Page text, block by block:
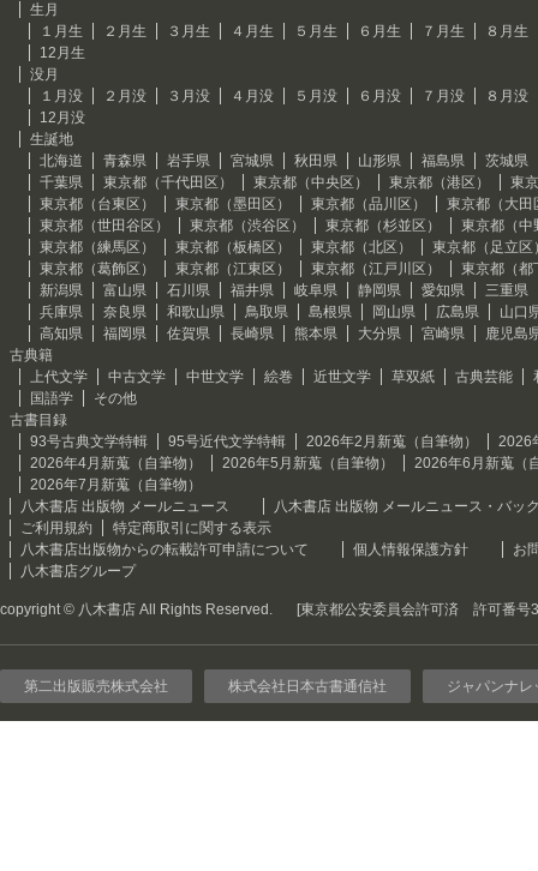
生月
１月生
２月生 ３月生 ４月生 ５月生 ６月生 ７月生
８月生
12月生
没月
１月没
２月没 ３月没 ４月没 ５月没 ６月没 ７月没
８月没
12月没
生誕地
北海道
青森県 岩手県 宮城県 秋田県 山形県 福島県
茨城県
千葉県
東京都（千代田区） 東京都（中央区） 東京都（港区）
東
東京都（台東区）
東京都（墨田区） 東京都（品川区）
東京都（大田
東京都（世田谷区）
東京都（渋谷区） 東京都（杉並区）
東京都（中
東京都（練馬区）
東京都（板橋区） 東京都（北区）
東京都（足立区
東京都（葛飾区）
東京都（江東区） 東京都（江戸川区）
東京都（都
新潟県
富山県 石川県 福井県 岐阜県 静岡県 愛知県
三重県
兵庫県
奈良県 和歌山県 鳥取県 島根県 岡山県 広島県
山口
高知県
福岡県 佐賀県 長崎県 熊本県 大分県 宮崎県
鹿児島
古典籍
上代文学
中古文学 中世文学 絵巻 近世文学 草双紙 古典芸能
国語学
その他
古書目録
93号古典文学特輯
95号近代文学特輯 2026年2月新蒐（自筆物）
2026
2026年4月新蒐（自筆物）
2026年5月新蒐（自筆物）
2026年6月新蒐（
2026年7月新蒐（自筆物）
八木書店 出版物 メールニュース
八木書店 出版物 メールニュース・バッ
ご利用規約
特定商取引に関する表示
八木書店出版物からの転載許可申請について
個人情報保護方針
お
八木書店グループ
copyright © 八木書店 All Rights Reserved. [東京都公安委員会許可済 許可番号
第二出版販売株式会社 株式会社日本古書通信社 ジャパンナレ